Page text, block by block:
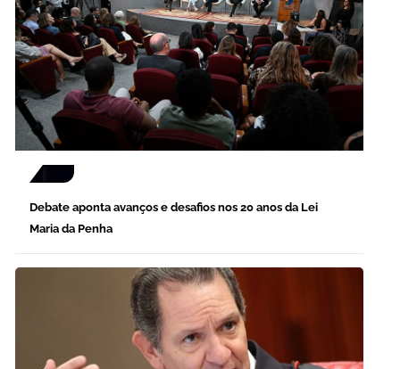
Debate aponta avanços e desafios nos 20 anos da Lei
Maria da Penha